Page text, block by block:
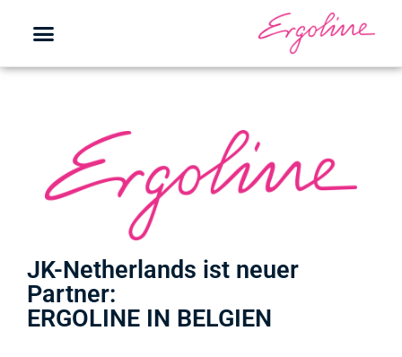
JK-Netherlands ist neuer
Partner:
ERGOLINE IN BELGIEN